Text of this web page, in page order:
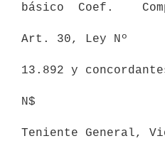
básico  Coef.
Art. 30, Ley Nº
13.892 y
N$
Teniente General,